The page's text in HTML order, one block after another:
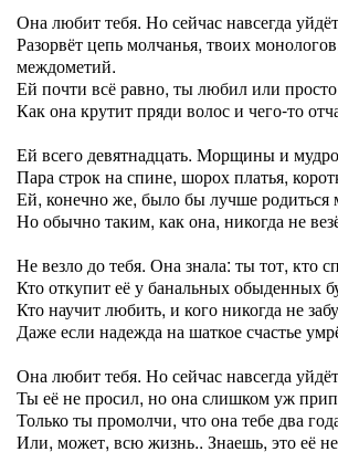
Она любит тебя. Но сейчас навсегда
Разорвёт цепь молчанья, твоих
междометий.
Ей почти всё равно, ты любил или просто
Как она крутит пряди волос и чего-то
Ей всего девятнадцать. Морщины и
Пара строк на спине, шорох платья,
Ей, конечно же, было бы лучше родиться
Но обычно таким, как она, никогда не
Не везло до тебя. Она знала: ты тот, кто
Кто откупит её у банальных обыденных
Кто научит любить, и кого никогда не
Даже если надежда на шаткое счастье
Она любит тебя. Но сейчас навсегда
Ты её не просил, но она слишком уж
Только ты промолчи, что она тебе два
Или, может, всю жизнь.. Знаешь, это её